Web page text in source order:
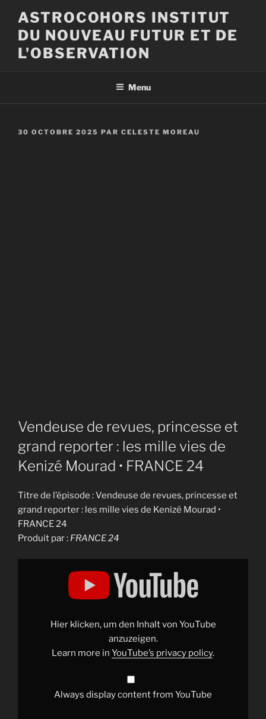
contenu
principal
ASTROCOHORS INSTITUT
DU NOUVEAU FUTUR ET DE
L'OBSERVATION
Menu
PUBLIÉ
30 OCTOBRE 2025 PAR CELESTE MOREAU
Vendeuse de revues, princesse et
grand reporter : les mille vies de
Kenizé Mourad • FRANCE 24
Titre de l’épisode : Vendeuse de revues, princesse et
grand reporter : les mille vies de Kenizé Mourad •
FRANCE 24
Produit par : FRANCE 24
Display
Hier klicken, um den Inhalt von YouTube
anzuzeigen.
Learn more in YouTube’s privacy policy.
Always display content from YouTube